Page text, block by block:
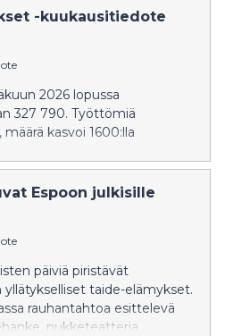
on enintään 10
säästö
-kuukausitiedote
2026 lopussa
327 790. Työttömiä
kasvoi 1600:lla
Espoon julkisille
päiviä piristävät
taide-elämykset.
rauhantahtoa esittelevä
nukketeatteria,